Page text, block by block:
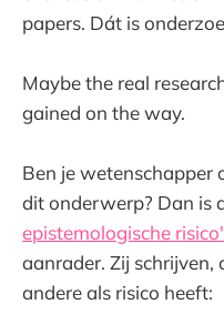
papers. Dát is
Maybe the real
gained on the way.
Ben je wetenschapper
dit onderwerp? Dan is
epistemologische
aanrader. Zij
andere als risico heeft: